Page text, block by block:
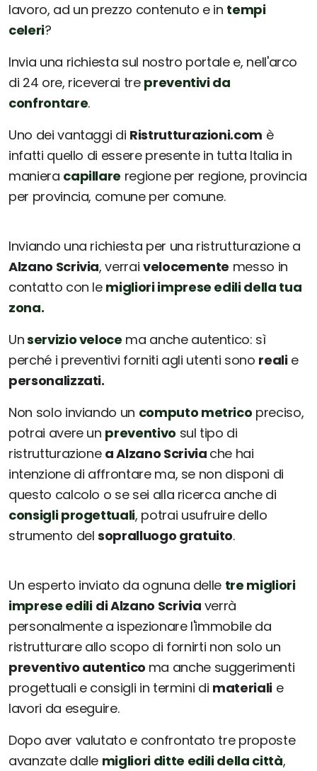
lavoro, ad un prezzo contenuto e in tempi
celeri?
Invia una richiesta sul nostro portale e, nell'arco
di 24 ore, riceverai tre preventivi da
confrontare.
Uno dei vantaggi di Ristrutturazioni.com è
infatti quello di essere presente in tutta Italia in
maniera capillare regione per regione, provincia
per provincia, comune per comune.
Inviando una richiesta per una ristrutturazione a
Alzano Scrivia, verrai velocemente messo in
contatto con le migliori imprese edili della tua
zona.
Unservizio veloce ma anche autentico: sì
perché i preventivi forniti agli utenti sono realie
personalizzati.
Non solo inviando un computo metrico preciso,
potrai avere un preventivo sul tipo di
ristrutturazione a Alzano Scrivia che hai
intenzione di affrontare ma, se non disponi di
questo calcolo o se sei alla ricerca anche di
consigli progettuali, potrai usufruire dello
strumento delsopralluogo gratuito.
Un esperto inviato da ognuna delle tre migliori
imprese edili di Alzano Scrivia verrà
personalmente a ispezionare l'immobile da
ristrutturare allo scopo di fornirti non solo un
preventivo autentico ma anche suggerimenti
progettuali e consigli in termini di materialie
lavori da eseguire.
Dopo aver valutato e confrontato tre proposte
avanzate dalle migliori ditte edili della città,